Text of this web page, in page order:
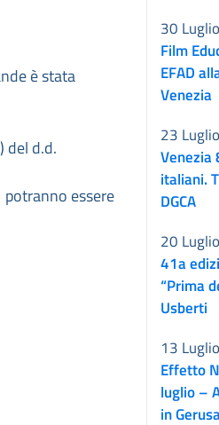
è stata
del d.d.
essere
Film
EFAD
Venezia
30
Venezia
italiani.
DGCA
23
41a
“Prima
Usberti
20
Effetto
luglio –
in
13